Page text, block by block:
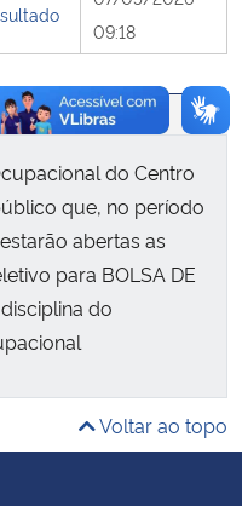
09:18
do Centro
que, no período
abertas as
para BOLSA DE
do
Voltar ao topo